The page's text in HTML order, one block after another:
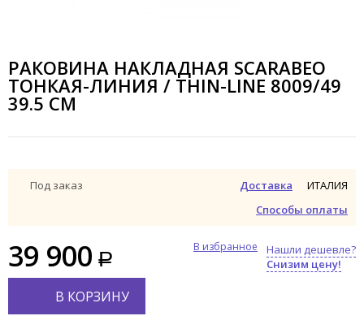
РАКОВИНА НАКЛАДНАЯ SCARABEO
ТОНКАЯ-ЛИНИЯ / THIN-LINE 8009/49
39.5 СМ
Под заказ
Доставка
Способы оплаты
ИТАЛИЯ
39 900
Нашли дешевле?
Снизим цену!
В избранное
В КОРЗИНУ